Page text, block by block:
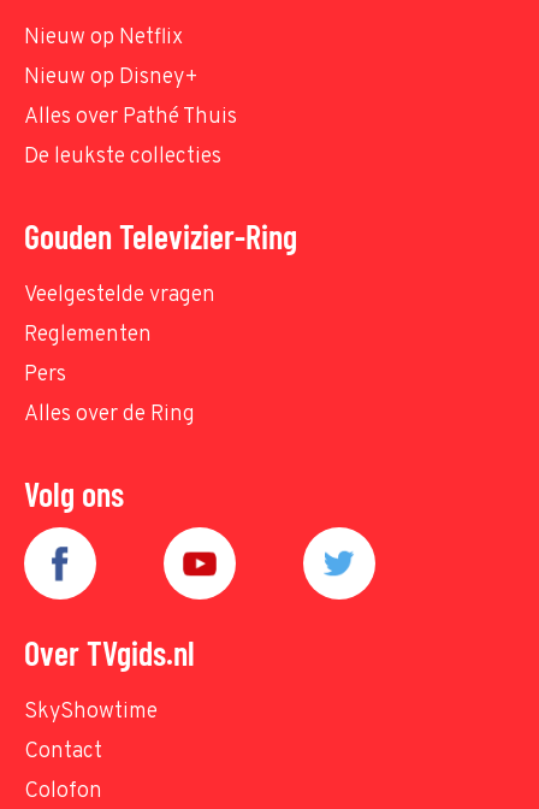
Nieuw op Netflix
Nieuw op Disney+
Alles over Pathé Thuis
De leukste collecties
Gouden Televizier-Ring
Veelgestelde vragen
Reglementen
Pers
Alles over de Ring
Volg ons
Over TVgids.nl
SkyShowtime
Contact
Colofon